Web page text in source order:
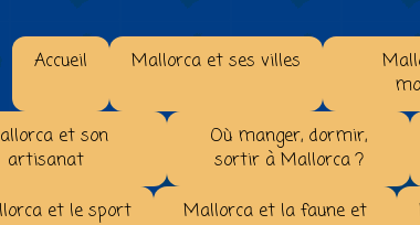
Accueil Mallorca et ses villes
et son
artisanat
Où manger, dormir,
sortir à Mallorca ?
et le sport
Mallorca et la faune et